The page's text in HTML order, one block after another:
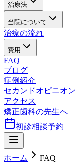
治療法
当院について
治療の流れ
費用
FAQ
ブログ
症例紹介
セカンドオピニオン
アクセス
矯正歯科の先生へ
初診相談予約
ホーム FAQ